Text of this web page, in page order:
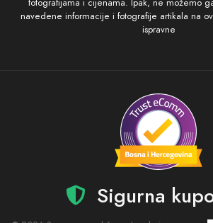
navedene informacije i fotografije artikala na
ispravne
Sigurna